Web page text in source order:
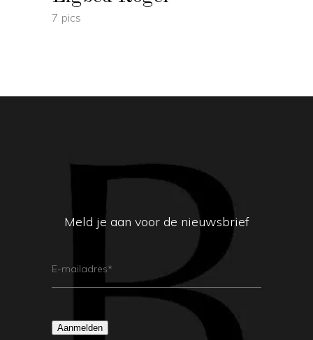
7 pics
Meld je aan voor de nieuwsbrief
Mailadres(Vereist)
Aanmelden